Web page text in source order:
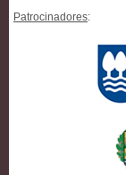
Patrocinadores: